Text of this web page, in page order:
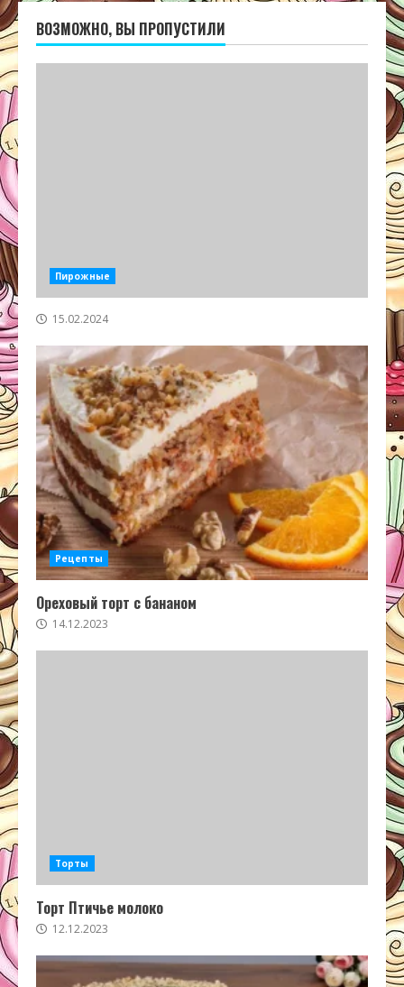
ВОЗМОЖНО, ВЫ ПРОПУСТИЛИ
Пирожные
15.02.2024
Рецепты
Ореховый торт с бананом
14.12.2023
Торты
Торт Птичье молоко
12.12.2023